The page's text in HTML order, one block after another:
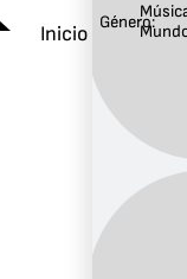
Inicio Género: